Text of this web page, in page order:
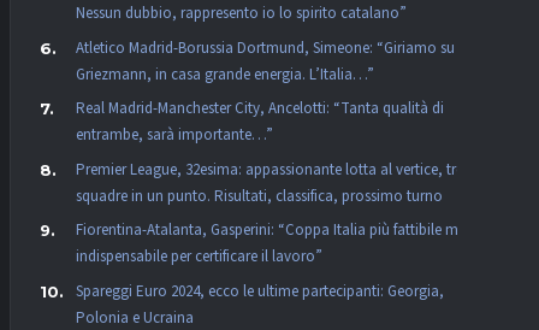
Nessun dubbio, rappresento io lo spirito catalano”
Atletico Madrid-Borussia Dortmund, Simeone: “Giriamo su
Griezmann, in casa grande energia. L’Italia…”
Real Madrid-Manchester City, Ancelotti: “Tanta qualità di
entrambe, sarà importante…”
Premier League, 32esima: appassionante lotta al vertice, tre
squadre in un punto. Risultati, classifica, prossimo turno
Fiorentina-Atalanta, Gasperini: “Coppa Italia più fattibile ma non
indispensabile per certificare il lavoro”
Spareggi Euro 2024, ecco le ultime partecipanti: Georgia,
Polonia e Ucraina